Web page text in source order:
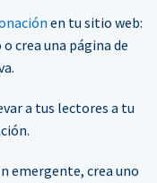
en tu sitio web:
crea una página de
a tus lectores a tu
emergente, crea uno